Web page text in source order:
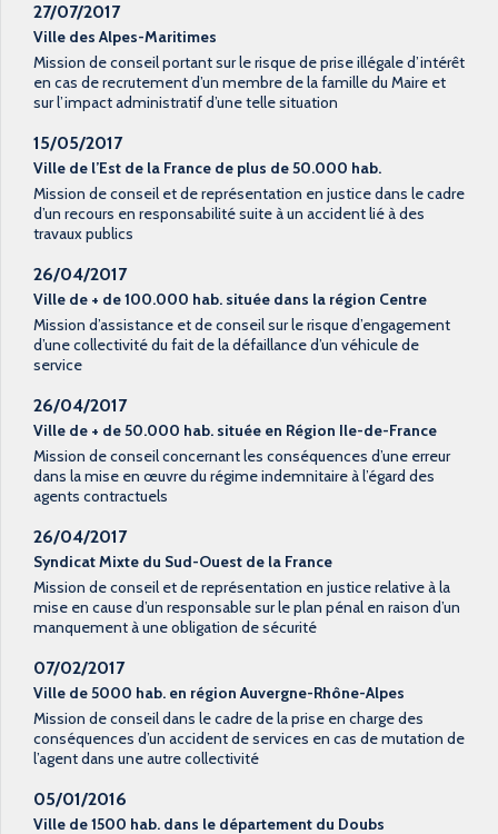
27/07/2017
Ville des Alpes-Maritimes
Mission de conseil portant sur le risque de prise illégale d’intérêt
en cas de recrutement d’un membre de la famille du Maire et
sur l’impact administratif d’une telle situation
15/05/2017
Ville de l’Est de la France de plus de 50.000 hab.
Mission de conseil et de représentation en justice dans le cadre
d’un recours en responsabilité suite à un accident lié à des
travaux publics
26/04/2017
Ville de + de 100.000 hab. située dans la région Centre
Mission d’assistance et de conseil sur le risque d’engagement
d’une collectivité du fait de la défaillance d’un véhicule de
service
26/04/2017
Ville de + de 50.000 hab. située en Région Ile-de-France
Mission de conseil concernant les conséquences d’une erreur
dans la mise en œuvre du régime indemnitaire à l’égard des
agents contractuels
26/04/2017
Syndicat Mixte du Sud-Ouest de la France
Mission de conseil et de représentation en justice relative à la
mise en cause d’un responsable sur le plan pénal en raison d’un
manquement à une obligation de sécurité
07/02/2017
Ville de 5000 hab. en région Auvergne-Rhône-Alpes
Mission de conseil dans le cadre de la prise en charge des
conséquences d’un accident de services en cas de mutation de
l’agent dans une autre collectivité
05/01/2016
Ville de 1500 hab. dans le département du Doubs